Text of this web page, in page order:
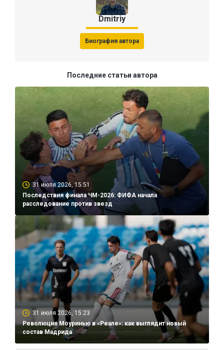
Dmitriy
Биография автора
Последние статьи автора
31 июля 2026, 15:51
Последствия финала ЧМ-2026: ФИФА начала
расследование против звезд
31 июля 2026, 15:23
Революция Моуринью в «Реале»: как выглядит новый
состав Мадрида